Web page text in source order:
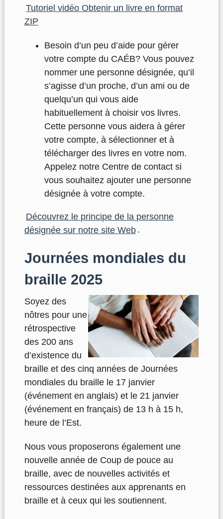
Tutoriel vidéo Obtenir un livre en format
ZIP
Besoin d’un peu d’aide pour gérer
votre compte du CAÉB? Vous pouvez
nommer une personne désignée, qu’il
s’agisse d’un proche, d’un ami ou de
quelqu’un qui vous aide
habituellement à choisir vos livres.
Cette personne vous aidera à gérer
votre compte, à sélectionner et à
télécharger des livres en votre nom.
Appelez notre Centre de contact si
vous souhaitez ajouter une personne
désignée à votre compte.
Découvrez le principe de la personne
désignée sur notre site Web .
Journées mondiales du
braille 2025
Soyez des
nôtres pour une
rétrospective
des 200 ans
d’existence du
braille et des cinq années de Journées
mondiales du braille le 17 janvier
(événement en anglais) et le 21 janvier
(événement en français) de 13 h à 15 h,
heure de l’Est.
Nous vous proposerons également une
nouvelle année de Coup de pouce au
braille, avec de nouvelles activités et
ressources destinées aux apprenants en
braille et à ceux qui les soutiennent.